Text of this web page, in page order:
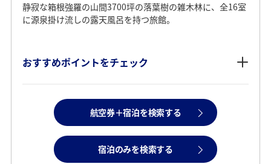
静寂な箱根強羅の山間3700坪の落葉樹の雑木林に、全16室
に源泉掛け流しの露天風呂を持つ旅館。
おすすめポイントをチェック
航空券＋宿泊を検索する
宿泊のみを検索する